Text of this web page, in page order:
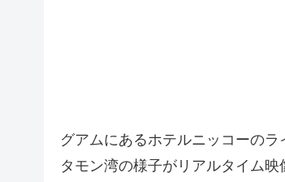
グアムにあるホテルニッコーのラ
タモン湾の様子がリアルタイム映